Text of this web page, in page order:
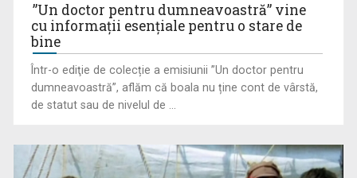
Drama istorică „Prinţesa Ja-Myung”, serialul coreean de la
TVR 1
”Un doctor pentru dumneavoastră” vine
cu informații esențiale pentru o stare de
bine
Într-o ediţie de colecție a emisiunii ”Un doctor pentru
dumneavoastră”, aflăm că boala nu ține cont de vârstă,
de statut sau de nivelul de ...